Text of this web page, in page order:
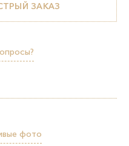
ЗАКАЗ
фото